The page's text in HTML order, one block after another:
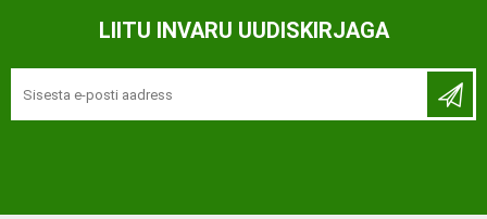
LIITU INVARU UUDISKIRJAGA